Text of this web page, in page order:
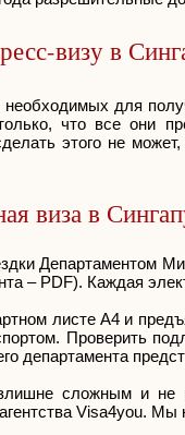
визу в
для
что все они
этого не
виза в
Департаментом
– PDF). Каждая
листе А4 и
Проверить
департамента
сложным и не
Visa4you. Мы